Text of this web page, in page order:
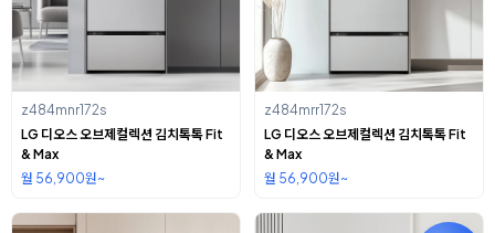
z484mnr172s
LG 디오스 오브제컬렉션 김치톡톡 Fit
& Max
월 56,900원~
z484mrr172s
LG 디오스 오브제컬렉션 김치톡톡 Fit
& Max
월 56,900원~